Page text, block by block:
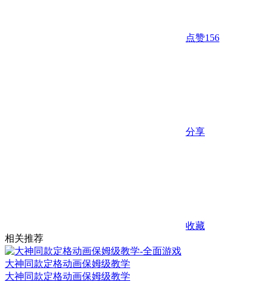
点赞156
分享
收藏
相关推荐
大神同款定格动画保姆级教学
大神同款定格动画保姆级教学